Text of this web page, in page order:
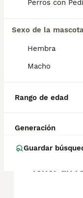
Perros con
Sexo de la
Hembra
Macho
Rango de edad
Generación
Guardar
¿Cómo
¿Cómo
¿Cuáles
tener un